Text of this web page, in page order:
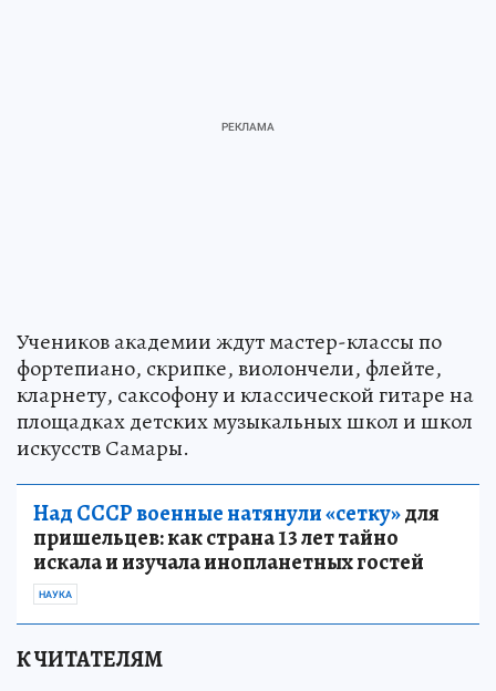
Учеников академии ждут мастер-классы по
фортепиано, скрипке, виолончели, флейте,
кларнету, саксофону и классической гитаре на
площадках детских музыкальных школ и школ
искусств Самары.
Над СССР военные натянули «сетку»для
пришельцев: как страна 13 лет тайно
искала и изучала инопланетных гостей
НАУКА
К ЧИТАТЕЛЯМ